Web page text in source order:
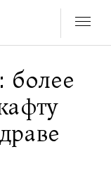
более